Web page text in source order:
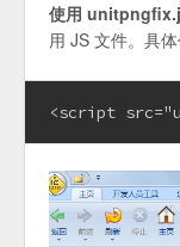
使用
用 JS 文件。具体
<script